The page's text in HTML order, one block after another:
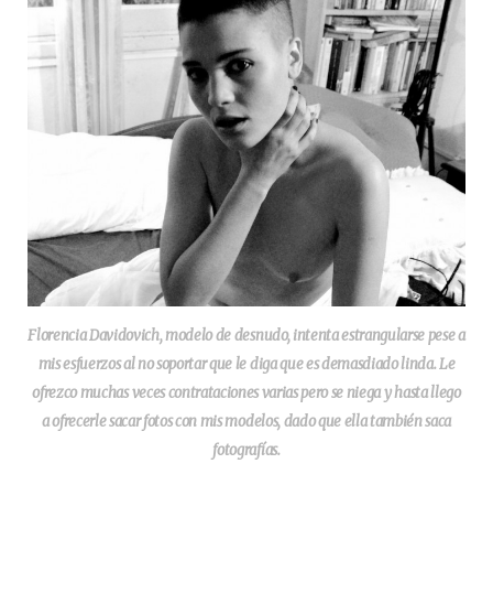
Florencia Davidovich, modelo de desnudo, intenta estrangularse pese a
mis esfuerzos al no soportar que le diga que es demasdiado linda. Le
ofrezco muchas veces contrataciones varias pero se niega y hasta llego
a ofrecerle sacar fotos con mis modelos, dado que ella también saca
fotografías.